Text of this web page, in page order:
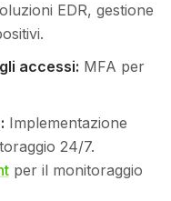
EDR, gestione
accessi: MFA per
Implementazione
24/7.
per il monitoraggio